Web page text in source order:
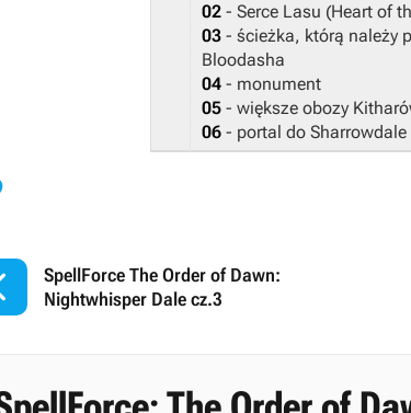
02- Serce Lasu (Heart of
03- ścieżka, którą należy
Bloodasha
04- monument
05- większe obozy
06- portal do Sharrowdale
SpellForce The Order of Dawn:
Nightwhisper Dale cz.3